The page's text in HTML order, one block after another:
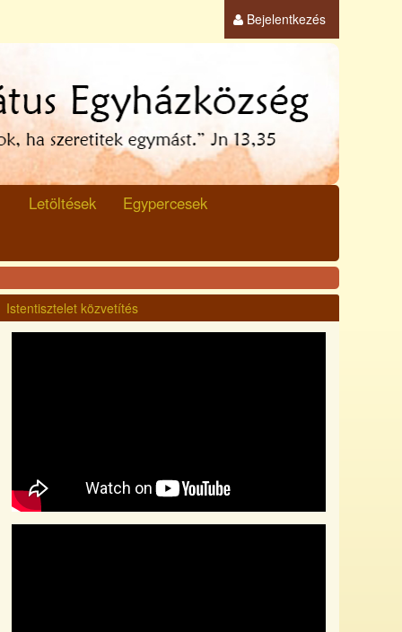
Bejelentkezés
Letöltések Egypercesek
Istentisztelet közvetítés